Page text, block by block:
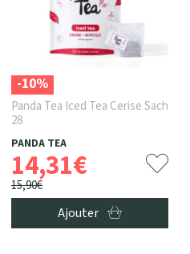
-10%
Panda Tea Iced Tea Cerise Sach
28
PANDA TEA
14,31€
15,90€
Ajouter